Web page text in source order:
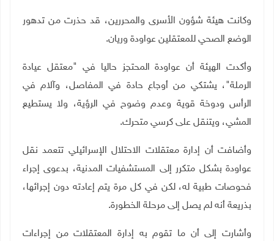
وكانت هيئة شؤون الأسرى والمحررين، قد حذرت من تدهور
الوضع الصحي للمعتقلين عواودة وريان.
وأكدت الهيئة أن عواودة المحتجز حاليا في "معتقل عيادة
الرملة"، يشتكي من أوجاع حادة في المفاصل، وآلام في
الرأس ودوخة قوية وعدم وضوح في الرؤية، ولا يستطيع
المشي، ويتنقل على كرسي متحرك.
وأضافت أن إدارة معتقلات الاحتلال الإسرائيلي تتعمد نقل
عواودة بشكل متكرر إلى المستشفيات المدنية، بدعوى إجراء
فحوصات طبية له، لكن في كل مرة يتم إعادته دون إجرائها،
بذريعة أنه لم يصل إلى مرحلة الخطورة.
وأشارت إلى أن ما تقوم به إدارة المعتقلات من إجراءات